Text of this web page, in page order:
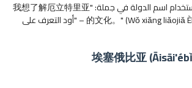
ابدأ باستخدام اسم الدولة في جملة: "我想了解厄立特里亚
的文化。" (Wǒ xiǎng liǎojiǎ Èlìtèlǐyǎ de wénhuà.) – "أود التعرف على